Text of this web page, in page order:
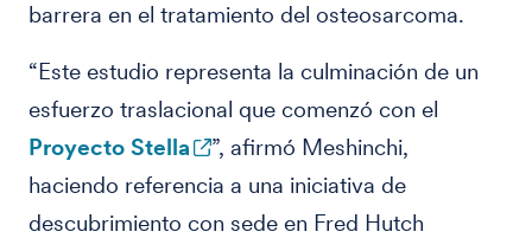
barrera en el tratamiento del osteosarcoma.
“Este estudio representa la culminación de un
esfuerzo traslacional que comenzó con el
Proyecto Stella
”, afirmó Meshinchi,
haciendo referencia a una iniciativa de
descubrimiento con sede en Fred Hutch